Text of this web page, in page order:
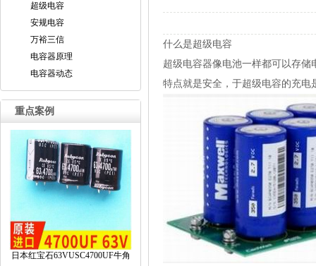
超级电容
安规电容
万裕三信
电容器原理
电容器动态
重点案例
日本红宝石63VUSC4700UF牛角
什么是超级电容
超级电容器像电池一样都可以存
特点就是安全，于超级电容的充